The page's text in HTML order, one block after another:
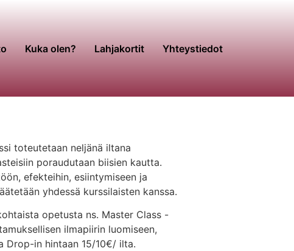
Kuka olen? Lahjakortit Yhteystiedot
toteutetaan neljänä iltana
poraudutaan biisien kautta.
efekteihin, esiintymiseen ja
yhdessä kurssilaisten kanssa.
opetusta ns. Master Class -
ilmapiirin luomiseen,
Drop-in hintaan 15/10€/ ilta.